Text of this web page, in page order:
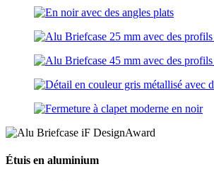
Étuis en aluminium